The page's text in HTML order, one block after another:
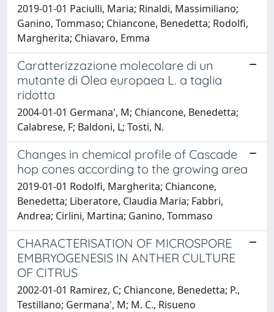
2019-01-01 Paciulli, Maria; Rinaldi, Massimiliano;
Ganino, Tommaso; Chiancone, Benedetta; Rodolfi,
Margherita; Chiavaro, Emma
Caratterizzazione molecolare di un
mutante di Olea europaea L. a taglia
ridotta
2004-01-01 Germana', M; Chiancone, Benedetta;
Calabrese, F; Baldoni, L; Tosti, N.
Changes in chemical profile of Cascade
hop cones according to the growing area
2019-01-01 Rodolfi, Margherita; Chiancone,
Benedetta; Liberatore, Claudia Maria; Fabbri,
Andrea; Cirlini, Martina; Ganino, Tommaso
CHARACTERISATION OF MICROSPORE
EMBRYOGENESIS IN ANTHER CULTURE
OF CITRUS
2002-01-01 Ramirez, C; Chiancone, Benedetta; P.,
Testillano; Germana', M; M. C., Risueno